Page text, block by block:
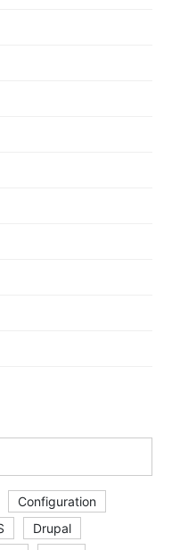
Configuration
Drupal